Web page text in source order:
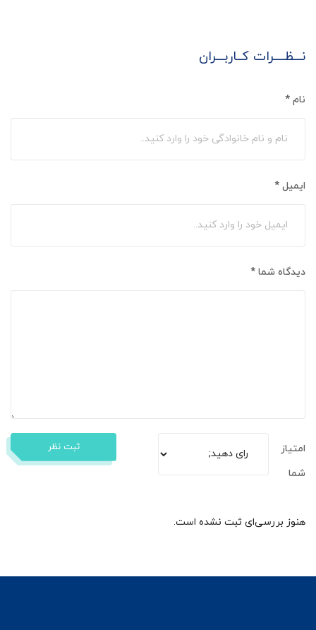
نـــظــــرات کــاربـــران
نام *
ایمیل *
دیدگاه شما *
امتیاز
شما
ثبت نظر
هنوز بررسی‌ای ثبت نشده است.